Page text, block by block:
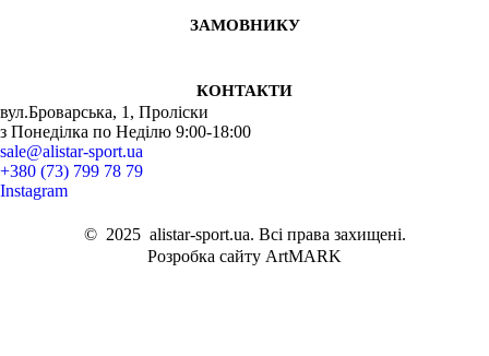
ЗАМОВНИКУ
КОНТАКТИ
вул.Броварська, 1, Проліски
з Понеділка по Неділю 9:00-18:00
sale@alistar-sport.ua
+380 (73) 799 78 79
Instagram
© 2025alistar-sport.ua. Всі права захищені.
Розробка сайту ArtMARK